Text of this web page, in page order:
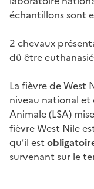
échantillons sont
2 chevaux
dû être
La fièvre de West
niveau national et
Animale (LSA)
fièvre West Nile
qu’il est
survenant sur le